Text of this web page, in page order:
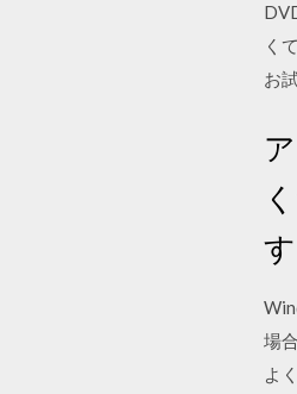
く
お
場
よ